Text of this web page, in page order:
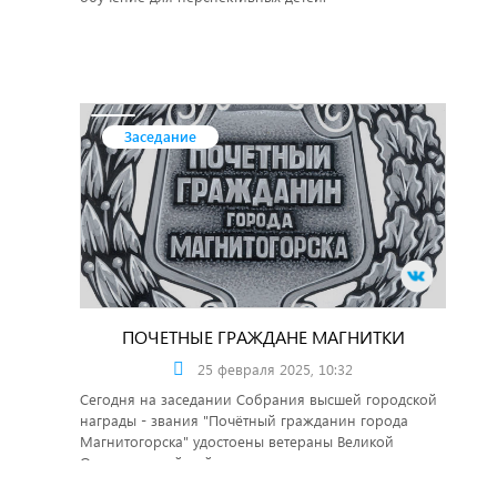
Заседание
ПОЧЕТНЫЕ ГРАЖДАНЕ МАГНИТКИ
25 февраля 2025, 10:32
Сегодня на заседании Собрания высшей городской
награды - звания "Почётный гражданин города
Магнитогорска" удостоены ветераны Великой
Отечественной войны.